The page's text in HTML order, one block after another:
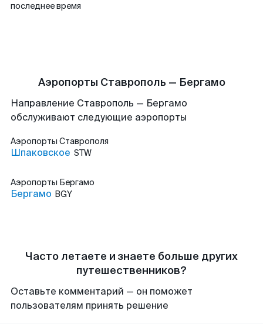
последнее время
Аэропорты Ставрополь — Бергамо
Направление Ставрополь — Бергамо
обслуживают следующие аэропорты
Аэропорты Ставрополя
Шпаковское STW
Аэропорты Бергамо
Бергамо BGY
Часто летаете и знаете больше других
путешественников?
Оставьте комментарий — он поможет
пользователям принять решение